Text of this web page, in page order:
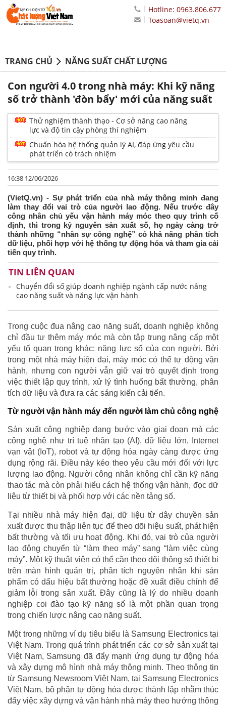
Hotline: 0963.806.677
Toasoan@vietq.vn
TRANG CHỦ NĂNG SUẤT CHẤT LƯỢNG
Con người 4.0 trong nhà máy: Khi kỹ năng
số trở thành 'đòn bẩy' mới của năng suất
Thử nghiệm thành thạo - Cơ sở nâng cao năng
lực và độ tin cậy phòng thí nghiệm
Chuẩn hóa hệ thống quản lý AI, đáp ứng yêu cầu
phát triển có trách nhiệm
16:38 12/06/2026
(VietQ.vn) - Sự phát triển của nhà máy thông minh đang
làm thay đổi vai trò của người lao động. Nếu trước đây
công nhân chủ yếu vận hành máy móc theo quy trình cố
định, thì trong kỷ nguyên sản xuất số, họ ngày càng trở
thành những “nhân sự công nghệ” có khả năng phân tích
dữ liệu, phối hợp với hệ thống tự động hóa và tham gia cải
tiến quy trình.
TIN LIÊN QUAN
Chuyển đổi số giúp doanh nghiệp ngành cấp nước nâng
cao năng suất và năng lực vận hành
Trong cuộc đua nâng cao năng suất, doanh nghiệp không
chỉ đầu tư thêm máy móc mà còn tập trung nâng cấp một
yếu tố quan trọng khác: năng lực số của con người. Bởi
trong một nhà máy hiện đại, máy móc có thể tự động vận
hành, nhưng con người vẫn giữ vai trò quyết định trong
việc thiết lập quy trình, xử lý tình huống bất thường, phân
tích dữ liệu và đưa ra các sáng kiến cải tiến.
Từ người vận hành máy đến người làm chủ công nghệ
Sản xuất công nghiệp đang bước vào giai đoạn mà các
công nghệ như trí tuệ nhân tạo (AI), dữ liệu lớn, Internet
vạn vật (IoT), robot và tự động hóa ngày càng được ứng
dụng rộng rãi. Điều này kéo theo yêu cầu mới đối với lực
lượng lao động. Người công nhân không chỉ cần kỹ năng
thao tác mà còn phải hiểu cách hệ thống vận hành, đọc dữ
liệu từ thiết bị và phối hợp với các nền tảng số.
Tại nhiều nhà máy hiện đại, dữ liệu từ dây chuyền sản
xuất được thu thập liên tục để theo dõi hiệu suất, phát hiện
bất thường và tối ưu hoạt động. Khi đó, vai trò của người
lao động chuyển từ “làm theo máy” sang “làm việc cùng
máy”. Một kỹ thuật viên có thể cần theo dõi thông số thiết bị
trên màn hình quản trị, phân tích nguyên nhân khi sản
phẩm có dấu hiệu bất thường hoặc đề xuất điều chỉnh để
giảm lỗi trong sản xuất. Đây cũng là lý do nhiều doanh
nghiệp coi đào tạo kỹ năng số là một phần quan trọng
trong chiến lược nâng cao năng suất.
Một trong những ví dụ tiêu biểu là Samsung Electronics tại
Việt Nam. Trong quá trình phát triển các cơ sở sản xuất tại
Việt Nam, Samsung đã đẩy mạnh ứng dụng tự động hóa
và xây dựng mô hình nhà máy thông minh. Theo thông tin
từ Samsung Newsroom Việt Nam, tại Samsung Electronics
Việt Nam, bộ phận tự động hóa được thành lập nhằm thúc
đẩy việc xây dựng và vận hành nhà máy theo hướng thông